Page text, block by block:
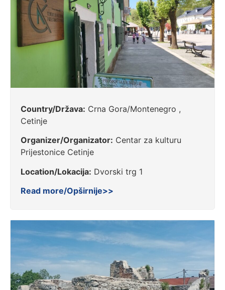
Country/Država: Crna Gora/Montenegro ,
Cetinje
Organizer/Organizator: Centar za kulturu
Prijestonice Cetinje
Location/Lokacija: Dvorski trg 1
Read more/Opširnije>>